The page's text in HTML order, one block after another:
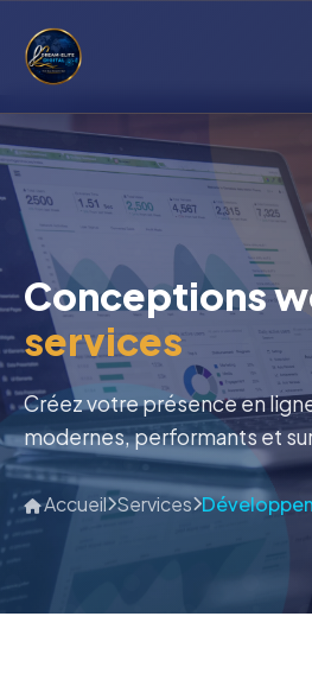
Conceptions
services
Créez votre présence en
modernes, performants et
Accueil Services